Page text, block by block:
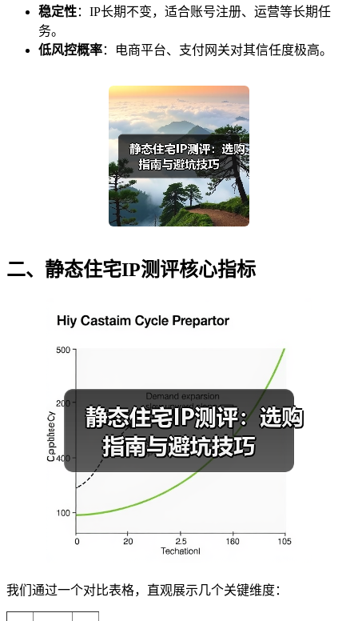
稳定性：IP长期不变，适合账号注册、运营等长期任
务。
低风控概率：电商平台、支付网关对其信任度极高。
二、静态住宅IP测评核心指标
我们通过一个对比表格，直观展示几个关键维度：